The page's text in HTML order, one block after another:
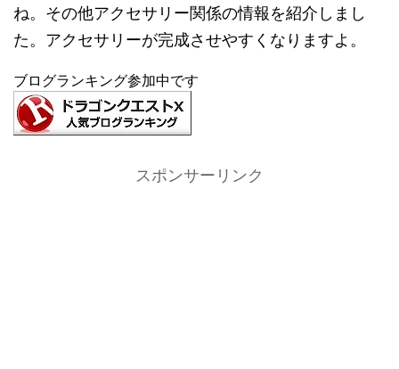
ね。その他アクセサリー関係の情報を紹介しまし
た。アクセサリーが完成させやすくなりますよ。
ブログランキング参加中です
スポンサーリンク